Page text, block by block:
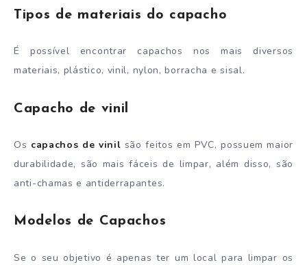
Tipos de materiais do capacho
É possível encontrar capachos nos mais diversos
materiais, plástico, vinil, nylon, borracha e sisal.
Capacho de vinil
Os capachos de vinil são feitos em PVC, possuem maior
durabilidade, são mais fáceis de limpar, além disso, são
anti-chamas e antiderrapantes.
Modelos de Capachos
Se o seu objetivo é apenas ter um local para limpar os